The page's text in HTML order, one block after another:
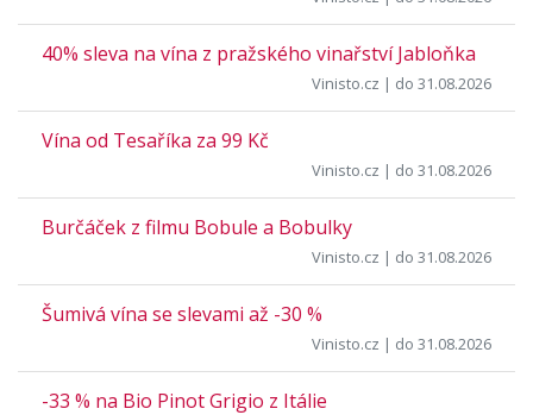
40% sleva na vína z pražského vinařství Jabloňka
Vinisto.cz | do 31.08.2026
Vína od Tesaříka za 99 Kč
Vinisto.cz | do 31.08.2026
Burčáček z filmu Bobule a Bobulky
Vinisto.cz | do 31.08.2026
Šumivá vína se slevami až -30 %
Vinisto.cz | do 31.08.2026
-33 % na Bio Pinot Grigio z Itálie